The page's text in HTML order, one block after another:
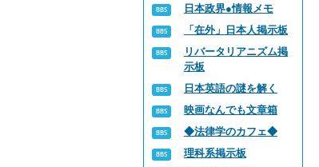
日本政界●情報メモ
「在外」日本人掲示板
リバータリアニズム掲
示板
日本英語の謎を解く
映画なんでも文章箱
◆法律学のカフェ◆
理科系掲示板